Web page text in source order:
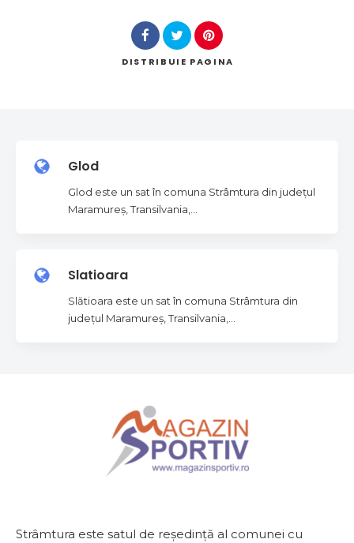
DISTRIBUIE PAGINA
Glod
Glod este un sat în comuna Strâmtura din județul
Maramureș, Transilvania,…
Slatioara
Slătioara este un sat în comuna Strâmtura din
județul Maramureș, Transilvania,…
Strâmtura este satul de reședință al comunei cu